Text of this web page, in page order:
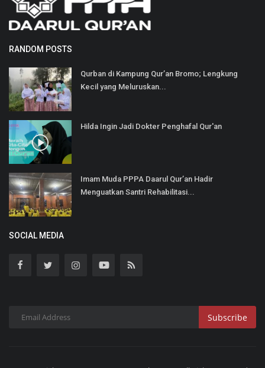
RANDOM POSTS
Qurban di Kampung Qur’an Bromo; Lengkung
Kecil yang Meluruskan...
Hilda Ingin Jadi Dokter Penghafal Qur'an
Imam Muda PPPA Daarul Qur’an Hadir
Menguatkan Santri Rehabilitasi...
SOCIAL MEDIA
Subscribe